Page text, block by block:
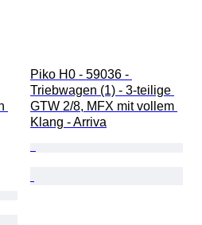
Piko H0 - 59036 -
Triebwagen (1) - 3-teilige
GTW 2/8, MFX mit vollem
Klang - Arriva